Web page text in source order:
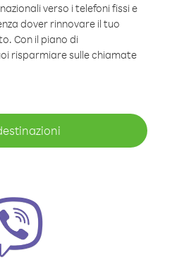
verso i telefoni fissi e
dover rinnovare il tuo
Con il piano di
risparmiare sulle chiamate